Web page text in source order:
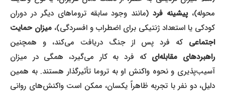
محوله)،پیشینه فرد (مانند وجود سابقه تروماهای دیگر در دوران
کودکی یا استعداد ژنتیکی برای اضطراب و افسردگی)،میزان حمایت
اجتماعیکه فرد پس از جنگ دریافت می‌کند، و همچنین
راهبردهای مقابله‌ایکه فرد به کار می‌گیرد، همگی در میزان
آسیب‌پذیری و نحوه واکنش او به تروما تأثیرگذار هستند. به همین
دلیل، دو نفر با تجربه ظاهراً یکسان، ممکن است واکنش‌های روانی